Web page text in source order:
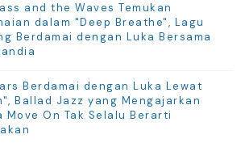
and the Waves Temukan
dalam "Deep Breathe", Lagu
Berdamai dengan Luka Bersama
Berdamai dengan Luka Lewat
Ballad Jazz yang Mengajarkan
Move On Tak Selalu Berarti